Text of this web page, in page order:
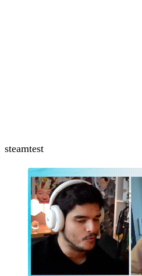
steamtest